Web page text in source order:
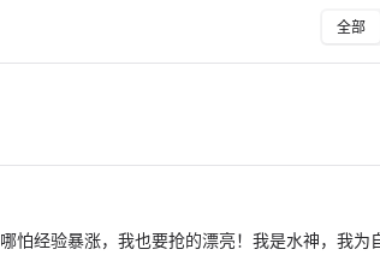
全部
怕经验暴涨，我也要抢的漂亮！我是水神，我为